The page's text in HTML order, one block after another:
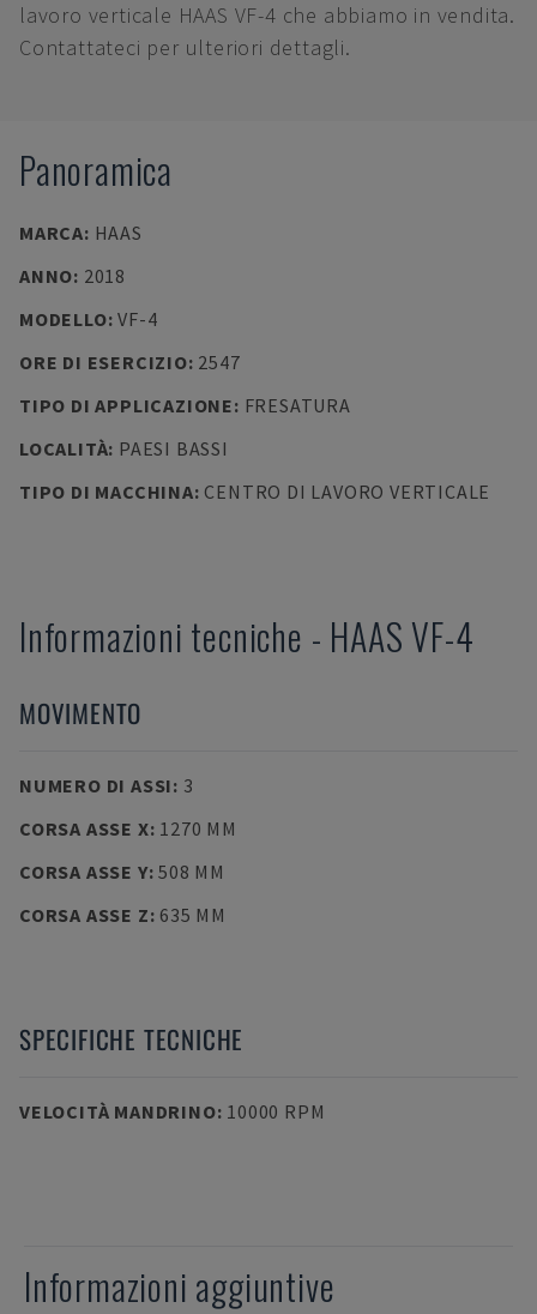
lavoro verticale HAAS VF-4 che abbiamo in vendita.
Contattateci per ulteriori dettagli.
Panoramica
MARCA: HAAS
ANNO: 2018
MODELLO:VF-4
ORE DI ESERCIZIO: 2547
TIPO DI APPLICAZIONE: FRESATURA
LOCALITÀ: PAESI BASSI
TIPO DI MACCHINA: CENTRO DI LAVORO VERTICALE
Informazioni tecniche - HAAS VF-4
MOVIMENTO
NUMERO DI ASSI: 3
CORSA ASSE X: 1270 MM
CORSA ASSE Y:508 MM
CORSA ASSE Z: 635 MM
SPECIFICHE TECNICHE
VELOCITÀ MANDRINO: 10000 RPM
Informazioni aggiuntive